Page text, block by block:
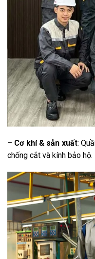
– Cơ khí & sản xuất:
chống cắt và kính bảo hộ.